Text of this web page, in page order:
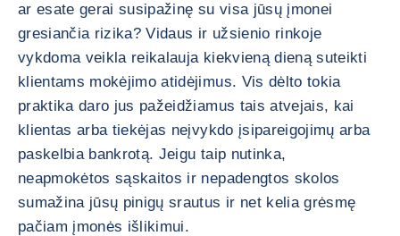
ar esate gerai susipažinę su visa jūsų įmonei
gresiančia rizika? Vidaus ir užsienio rinkoje
vykdoma veikla reikalauja kiekvieną dieną suteikti
klientams mokėjimo atidėjimus. Vis dėlto tokia
praktika daro jus pažeidžiamus tais atvejais, kai
klientas arba tiekėjas neįvykdo įsipareigojimų arba
paskelbia bankrotą. Jeigu taip nutinka,
neapmokėtos sąskaitos ir nepadengtos skolos
sumažina jūsų pinigų srautus ir net kelia grėsmę
pačiam įmonės išlikimui.